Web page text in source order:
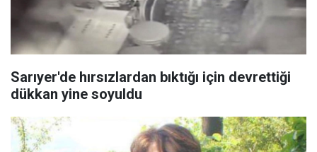
Sarıyer'de hırsızlardan bıktığı için devrettiği
dükkan yine soyuldu